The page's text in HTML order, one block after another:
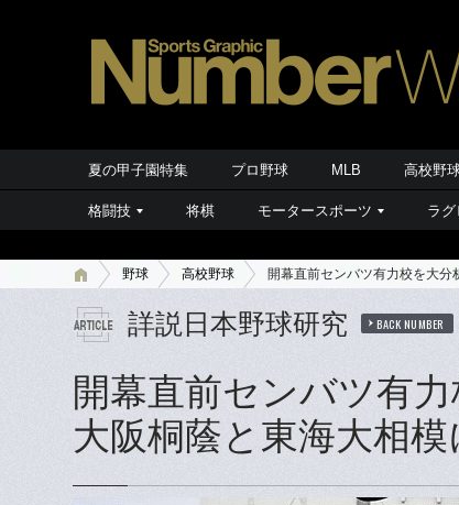
夏の甲子園特集 プロ野球 MLB 高校野
格闘技 将棋 モータースポーツ ラグ
野球 高校野球 開幕直前センバツ有力校を大分
詳説日本野球研究 BACK NUMBER
開幕直前センバツ有力
大阪桐蔭と東海大相模